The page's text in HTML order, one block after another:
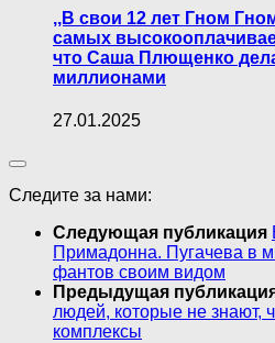
,,В свои 12 лет Гном
самых
что Саша Плющенко
миллионами
27.01.2025
Следите за нами:
Следующая публикация
Примадонна. Пугачева в
фантов своим видом
Предыдущая
людей, которые не знают,
комплексы